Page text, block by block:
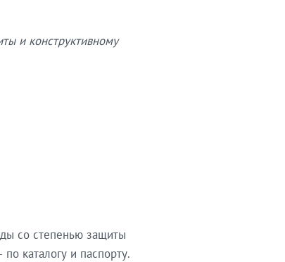
и конструктивному
со степенью защиты
каталогу и паспорту.